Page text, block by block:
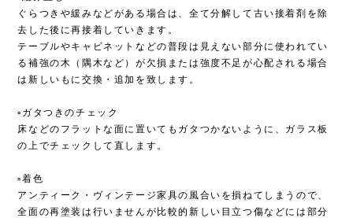
ぐらつきや緩みなどがある場合は、全て分解して古い接着剤を除
去した後に再接着していきます。
テーブルやキャビネットなどの普段は見えない部分に使われてい
る補強の木（隅木など）が欠損または強度不足が心配される場合
は新しいもに交換・追加を致します。
▫︎ガタつきのチェック
床などのフラットな面に置いてもガタつかないように、ガラス板
の上でチェックして直します。
▫︎着色
アンティーク・ヴィンテージ家具の風合いを損ねてしまうので、
全面の再塗装は行いませんが比較的新しい目立つ傷などには部分